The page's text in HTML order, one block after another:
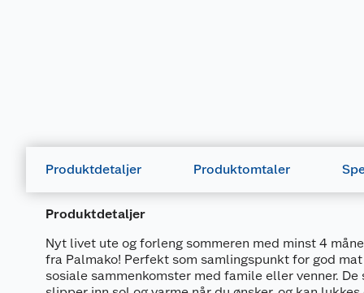
Produktdetaljer Produktomtaler
Produktdetaljer
Nyt livet ute og forleng sommeren med minst 4
fra Palmako! Perfekt som samlingspunkt for god
sosiale sammenkomster med famile eller venner.